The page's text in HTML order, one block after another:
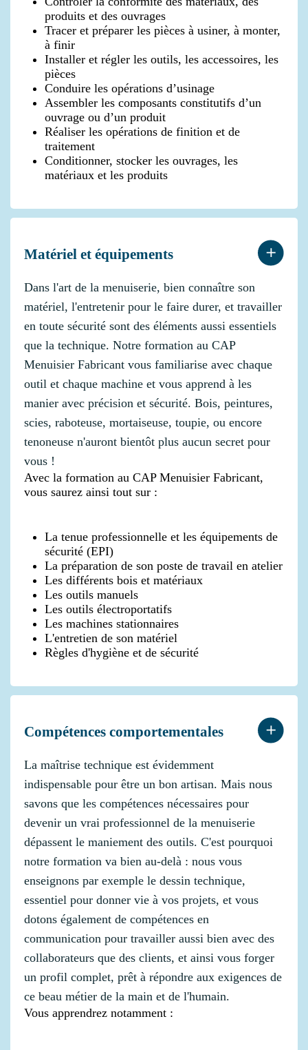
produits et des ouvrages
Tracer et préparer les pièces à usiner, à monter,
à finir
Installer et régler les outils, les accessoires, les
pièces
Conduire les opérations d’usinage
Assembler les composants constitutifs d’un
ouvrage ou d’un produit
Réaliser les opérations de finition et de
traitement
Conditionner, stocker les ouvrages, les
matériaux et les produits
Matériel et équipements
Dans l'art de la menuiserie, bien connaître son
matériel, l'entretenir pour le faire durer, et travailler
en toute sécurité sont des éléments aussi essentiels
que la technique. Notre formation au CAP
Menuisier Fabricant vous familiarise avec chaque
outil et chaque machine et vous apprend à les
manier avec précision et sécurité. Bois, peintures,
scies, raboteuse, mortaiseuse, toupie, ou encore
tenoneuse n'auront bientôt plus aucun secret pour
vous !
Avec la formation au CAP Menuisier Fabricant,
vous saurez ainsi tout sur :
La tenue professionnelle et les équipements de
sécurité (EPI)
La préparation de son poste de travail en atelier
Les différents bois et matériaux
Les outils manuels
Les outils électroportatifs
Les machines stationnaires
L'entretien de son matériel
Règles d'hygiène et de sécurité
Compétences comportementales
La maîtrise technique est évidemment
indispensable pour être un bon artisan. Mais nous
savons que les compétences nécessaires pour
devenir un vrai professionnel de la menuiserie
dépassent le maniement des outils. C'est pourquoi
notre formation va bien au-delà : nous vous
enseignons par exemple le dessin technique,
essentiel pour donner vie à vos projets, et vous
dotons également de compétences en
communication pour travailler aussi bien avec des
collaborateurs que des clients, et ainsi vous forger
un profil complet, prêt à répondre aux exigences de
ce beau métier de la main et de l'humain.
Vous apprendrez notamment :